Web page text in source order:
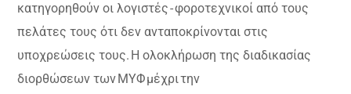
κατηγορηθούν οι λογιστές - φοροτεχνικοί από τους
πελάτες τους ότι δεν ανταποκρίνονται στις
υποχρεώσεις τους. Η ολοκλήρωση της διαδικασίας
διορθώσεων των ΜΥΦ μέχρι την